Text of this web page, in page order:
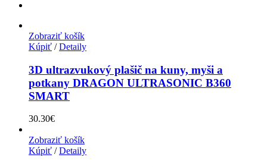
Zobraziť košík
Kúpiť / Detaily
3D ultrazvukový plašič na kuny, myši a
potkany DRAGON ULTRASONIC B360
SMART
30.30€
Zobraziť košík
Kúpiť / Detaily